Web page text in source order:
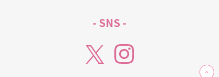
- SNS -